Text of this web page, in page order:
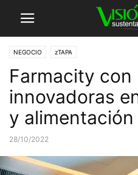
NEGOCIO zTAPA
Farmacity con
innovadoras
y
28/10/2022